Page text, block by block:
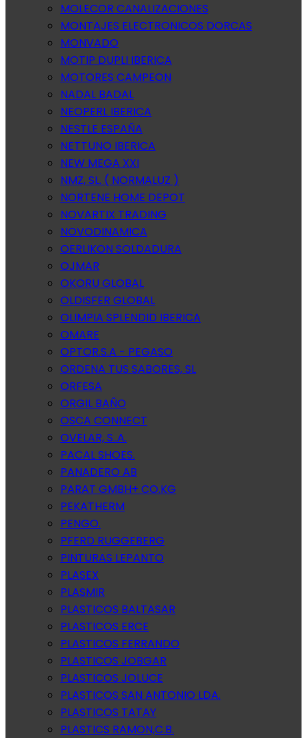
MOLECOR CANALIZACIONES
MONTAJES ELECTRONICOS DORCAS
MONVADO
MOTIP DUPLI IBERICA
MOTORES CAMPEON
NADAL BADAL
NEOPERL IBERICA
NESTLE ESPAÑA
NETTUNO IBERICA
NEW MEGA XXI
NMZ, SL. ( NORMALUZ )
NORTENE HOME DEPOT
NOVARTIX TRADING
NOVODINAMICA
OERLIKON SOLDADURA
OJMAR
OKORU GLOBAL
OLDISFER GLOBAL
OLIMPIA SPLENDID IBERICA
OMARE
OPTOR.S.A - PEGASO
ORDENA TUS SABORES, SL
ORFESA
ORGIL BAÑO
OSCA CONNECT
OVELAR, S..A.
PACAL SHOES.
PANADERO AB
PARAT GMBH+ CO.KG
PEKATHERM
PENGO.
PFERD RUGGEBERG
PINTURAS LEPANTO
PLASEX
PLASMIR
PLASTICOS BALTASAR
PLASTICOS ERCE
PLASTICOS FERRANDO
PLASTICOS JOBGAR
PLASTICOS JOLUCE
PLASTICOS SAN ANTONIO LDA.
PLASTICOS TATAY
PLASTICS RAMON,C.B.